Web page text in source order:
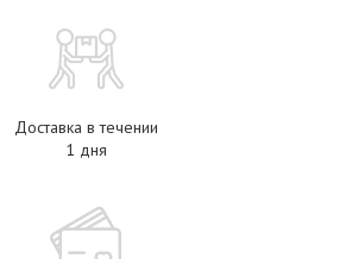
Доставка в течении
1 дня